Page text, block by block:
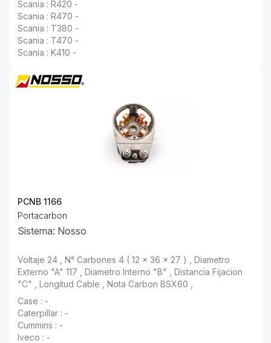
Scania : R420 -
Scania : R470 -
Scania : T380 -
Scania : T470 -
Scania : K410 -
PCNB 1166
Portacarbon
Sistema: Nosso
Voltaje 24 , N° Carbones 4 ( 12 x 36 x 27 ) , Diametro Externo "A" 117 , Diametro Interno "B" , Distancia Fijacion "C" , Longitud Cable , Nota Carbon BSX60 ,
Caterpillar : -
Cummins : -
Iveco : -